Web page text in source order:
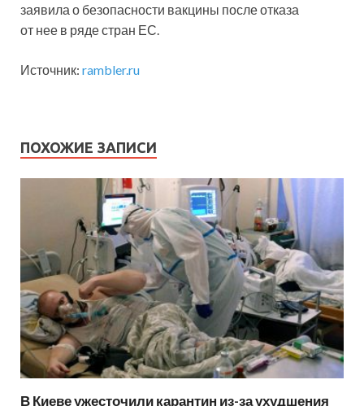
заявила о безопасности вакцины после отказа
от нее в ряде стран ЕС.
Источник: rambler.ru
ПОХОЖИЕ ЗАПИСИ
В Киеве ужесточили карантин из-за ухудшения